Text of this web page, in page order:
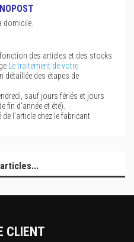
domicile.
des articles et des stocks
Le traitement de votre
détaillée des étapes de
sauf jours fériés et jours
fin d'année et été).
l'article chez le fabricant
CLIENT